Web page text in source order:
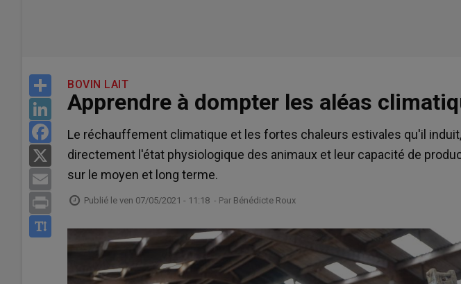
Share
LinkedIn
Facebook
Email
Print
BOVIN LAIT
Apprendre à dompter les aléas
Le réchauffement climatique et les fortes chaleurs estivales qu'il
directement l'état physiologique des animaux et leur capacité de
sur le moyen et long terme.
Publié le ven 07/05/2021 - 11:18 - Par Bénédicte Roux